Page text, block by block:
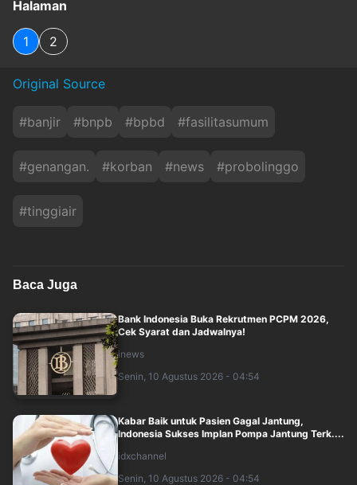
Halaman
1 2
Original Source
#banjir #bnpb #bpbd #fasilitasumum
#genangan. #korban #news #probolinggo
#tinggiair
Baca Juga
Bank Indonesia Buka Rekrutmen PCPM 2026,
Cek Syarat dan Jadwalnya!
inews
Senin, 10 Agustus 2026 - 04:54
Kabar Baik untuk Pasien Gagal Jantung,
Indonesia Sukses Implan Pompa Jantung Terk....
idxchannel
Senin, 10 Agustus 2026 - 04:54